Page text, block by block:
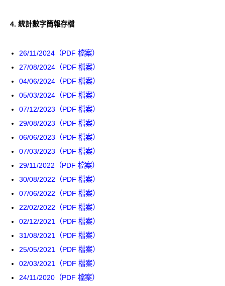
4. 統計數字簡報存檔
26/11/2024（PDF 檔案）
27/08/2024（PDF 檔案）
04/06/2024（PDF 檔案）
05/03/2024（PDF 檔案）
07/12/2023（PDF 檔案）
29/08/2023（PDF 檔案）
06/06/2023（PDF 檔案）
07/03/2023（PDF 檔案）
29/11/2022（PDF 檔案）
30/08/2022（PDF 檔案）
07/06/2022（PDF 檔案）
22/02/2022（PDF 檔案）
02/12/2021（PDF 檔案）
31/08/2021（PDF 檔案）
25/05/2021（PDF 檔案）
02/03/2021（PDF 檔案）
24/11/2020（PDF 檔案）